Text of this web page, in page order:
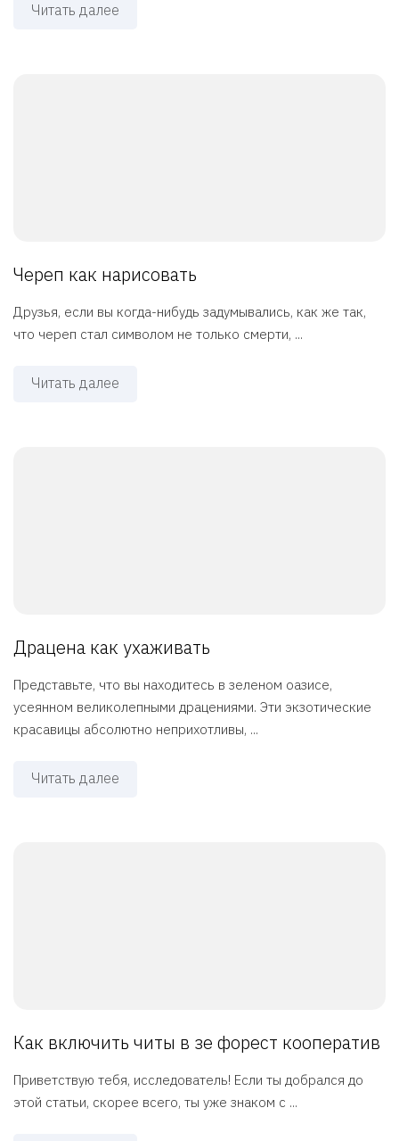
Читать далее
Череп как нарисовать
Друзья, если вы когда-нибудь задумывались, как же так,
что череп стал символом не только смерти, ...
Читать далее
Драцена как ухаживать
Представьте, что вы находитесь в зеленом оазисе,
усеянном великолепными драцениями. Эти экзотические
красавицы абсолютно неприхотливы, ...
Читать далее
Как включить читы в зе форест кооператив
Приветствую тебя, исследователь! Если ты добрался до
этой статьи, скорее всего, ты уже знаком с ...